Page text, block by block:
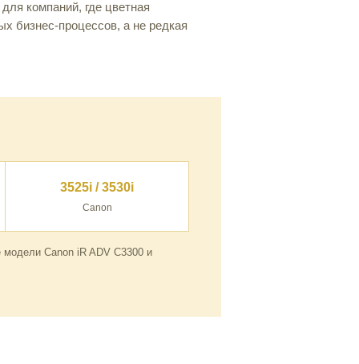
компаний, где цветная
бизнес-процессов, а не редкая
3525i / 3530i
Canon
Canon iR ADV C3300 и